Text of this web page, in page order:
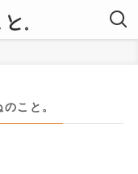
のこと。